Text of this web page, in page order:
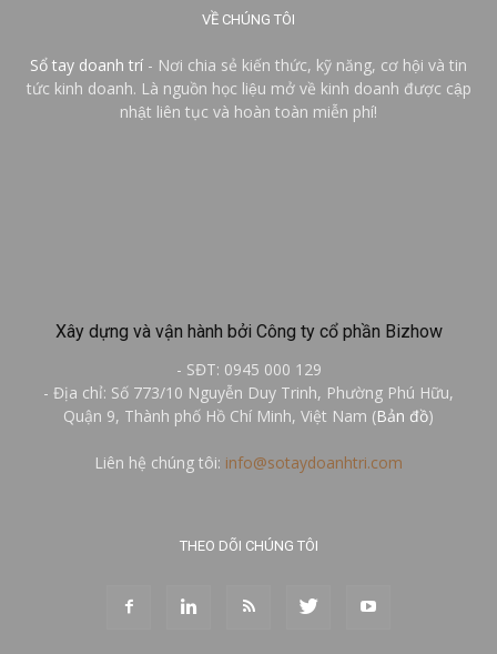
VỀ CHÚNG TÔI
Sổ tay doanh trí - Nơi chia sẻ kiến thức, kỹ năng, cơ hội và tin
tức kinh doanh. Là nguồn học liệu mở về kinh doanh được cập
nhật liên tục và hoàn toàn miễn phí!
Xây dựng và vận hành bởi Công ty cổ phần Bizhow
- SĐT: 0945 000 129
- Địa chỉ: Số 773/10 Nguyễn Duy Trinh, Phường Phú Hữu,
Quận 9, Thành phố Hồ Chí Minh, Việt Nam (Bản đồ)
Liên hệ chúng tôi: info@sotaydoanhtri.com
THEO DÕI CHÚNG TÔI